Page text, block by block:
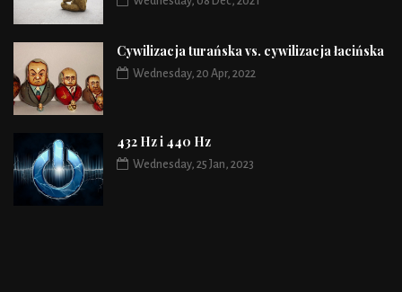
Cywilizacja turańska vs. cywilizacja łacińska
Wednesday, 20 Apr, 2022
432 Hz i 440 Hz
Wednesday, 25 Jan, 2023